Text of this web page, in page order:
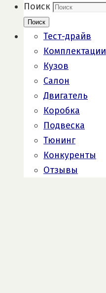
Поиск
Поиск
Тест-драйв
Комплектации
Кузов
Салон
Двигатель
Коробка
Подвеска
Тюнинг
Конкуренты
Отзывы